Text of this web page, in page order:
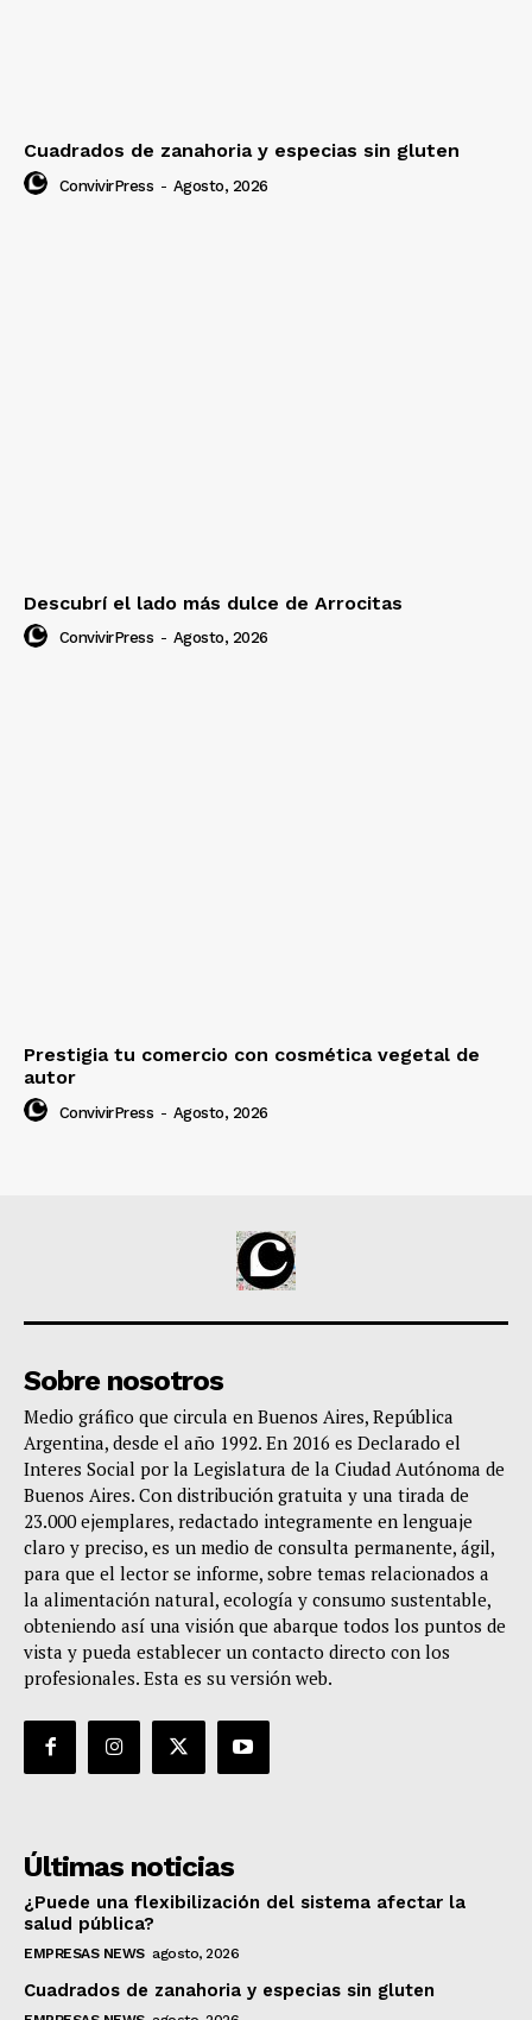
Cuadrados de zanahoria y especias sin gluten
ConvivirPress - Agosto, 2026
Descubrí el lado más dulce de Arrocitas
ConvivirPress - Agosto, 2026
Prestigia tu comercio con cosmética vegetal de
autor
ConvivirPress - Agosto, 2026
Sobre nosotros
Medio gráfico que circula en Buenos Aires, República
Argentina, desde el año 1992. En 2016 es Declarado el
Interes Social por la Legislatura de la Ciudad Autónoma de
Buenos Aires. Con distribución gratuita y una tirada de
23.000 ejemplares, redactado integramente en lenguaje
claro y preciso, es un medio de consulta permanente, ágil,
para que el lector se informe, sobre temas relacionados a
la alimentación natural, ecología y consumo sustentable,
obteniendo así una visión que abarque todos los puntos de
vista y pueda establecer un contacto directo con los
profesionales. Esta es su versión web.
Últimas noticias
¿Puede una flexibilización del sistema afectar la
salud pública?
EMPRESAS NEWS agosto, 2026
Cuadrados de zanahoria y especias sin gluten